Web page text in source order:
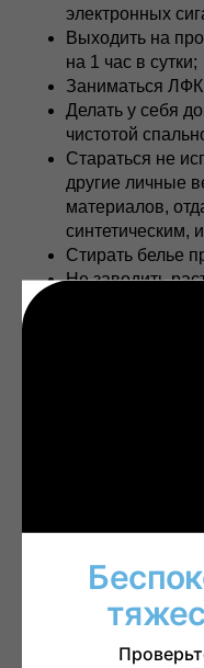
электронных
Выходить на
на 1 час в сутки;
Заниматься
Делать у себя
чистотой
Стараться не
другие личные
материалов,
синтетическим,
Стирать белье
Не заводить
Астма – одно из тех